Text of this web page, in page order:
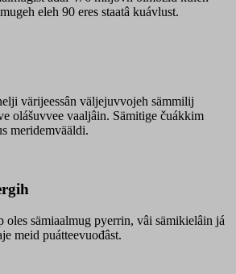
eleh 90 eres staatâ kuávlust.
värijeessân väljejuvvojeh sämmilij
olášuvvee vaaljâin. Sämitige čuákkim
meridemvääldi.
oles sämiaalmug pyerrin, vâi sämikielâin já
meid puátteevuođâst.